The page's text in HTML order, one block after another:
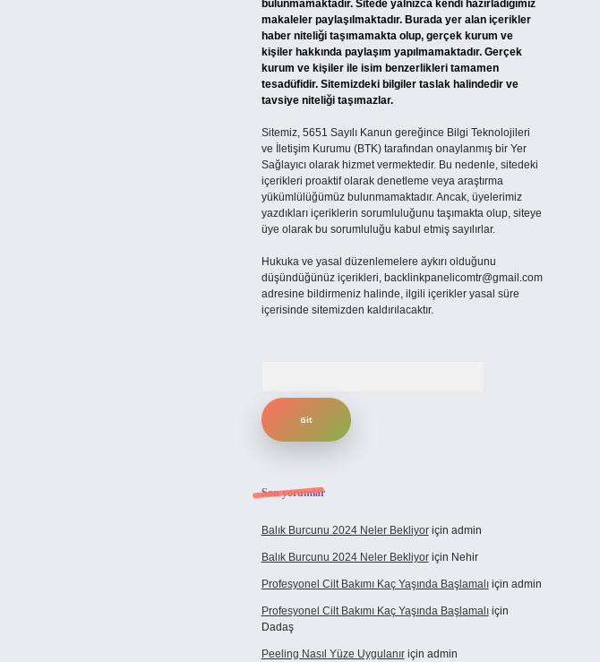
bulunmamaktadır. Sitede yalnızca kendi hazırladığımız
makaleler paylaşılmaktadır. Burada yer alan içerikler
haber niteliği taşımamakta olup, gerçek kurum ve
kişiler hakkında paylaşım yapılmamaktadır. Gerçek
kurum ve kişiler ile isim benzerlikleri tamamen
tesadüfidir. Sitemizdeki bilgiler taslak halindedir ve
tavsiye niteliği taşımazlar.
Sitemiz, 5651 Sayılı Kanun gereğince Bilgi Teknolojileri
ve İletişim Kurumu (BTK) tarafından onaylanmış bir Yer
Sağlayıcı olarak hizmet vermektedir. Bu nedenle, sitedeki
içerikleri proaktif olarak denetleme veya araştırma
yükümlülüğümüz bulunmamaktadır. Ancak, üyelerimiz
yazdıkları içeriklerin sorumluluğunu taşımakta olup, siteye
üye olarak bu sorumluluğu kabul etmiş sayılırlar.
Hukuka ve yasal düzenlemelere aykırı olduğunu
düşündüğünüz içerikleri, backlinkpanelicomtr@gmail.com
adresine bildirmeniz halinde, ilgili içerikler yasal süre
içerisinde sitemizden kaldırılacaktır.
Son yorumlar
Balık Burcunu 2024 Neler Bekliyoriçin admin
Balık Burcunu 2024 Neler Bekliyoriçin Nehir
Profesyonel Cilt Bakımı Kaç Yaşında Başlamalıiçin admin
Profesyonel Cilt Bakımı Kaç Yaşında Başlamalıiçin
Dadaş
Peeling Nasıl Yüze Uygulanıriçin admin